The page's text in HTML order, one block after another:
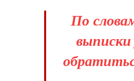
По
выписки